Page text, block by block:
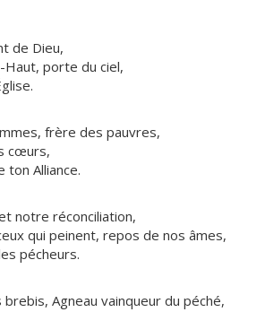
de Dieu,
porte du ciel,
frère des pauvres,
cœurs,
Alliance.
notre réconciliation,
qui peinent, repos de nos âmes,
pécheurs.
brebis, Agneau vainqueur du péché,